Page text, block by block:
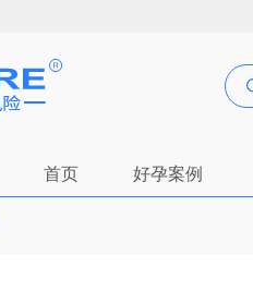
首页 好孕案例